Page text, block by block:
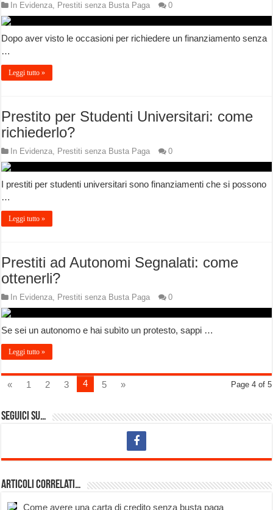
In Evidenza, Prestiti senza Busta Paga 0
Dopo aver visto le occasioni per richiedere un finanziamento senza
…
Leggi tutto »
Prestito per Studenti Universitari: come
richiederlo?
In Evidenza, Prestiti senza Busta Paga 0
I prestiti per studenti universitari sono finanziamenti che si possono
…
Leggi tutto »
Prestiti ad Autonomi Segnalati: come
ottenerli?
In Evidenza, Prestiti senza Busta Paga 0
Se sei un autonomo e hai subìto un protesto, sappi …
Leggi tutto »
Page 4 of 5
« 1 2 3 4 5 »
Seguici su…
Articoli Correlati…
Come avere una carta di credito senza busta paga